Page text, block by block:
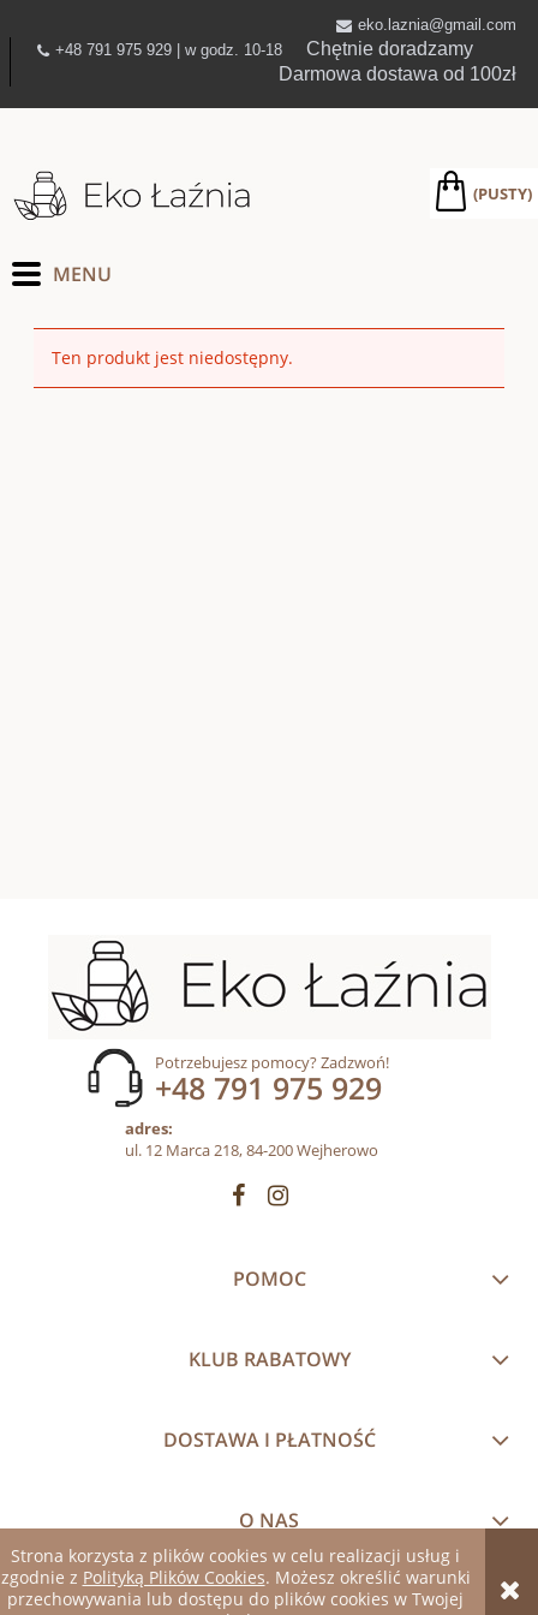
Strona korzysta z plików cookies w celu realizacji usług i
zgodnie z Polityką Plików Cookies. Możesz określić warunki
przechowywania lub dostępu do plików cookies w Twojej
eko.laznia@gmail.com
+48 791 975 929 | w godz. 10-18 Chętnie doradzamy
Darmowa dostawa od 100zł
(PUSTY)
Ten produkt jest niedostępny.
Potrzebujesz pomocy? Zadzwoń!
+48 791 975 929
adres:
ul. 12 Marca 218, 84-200 Wejherowo
POMOC
KLUB RABATOWY
DOSTAWA I PŁATNOŚĆ
O NAS
pokaż pełną wersję strony